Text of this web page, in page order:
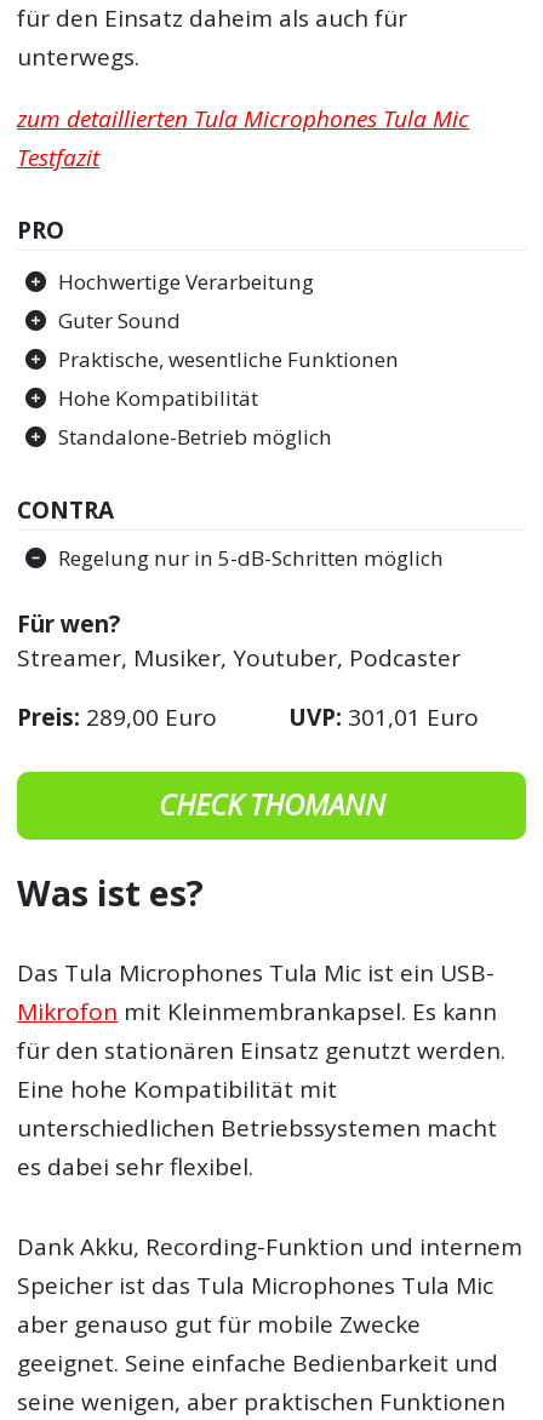
für den Einsatz daheim als auch für
unterwegs.
zum detaillierten Tula Microphones Tula Mic
Testfazit
PRO
Hochwertige Verarbeitung
Guter Sound
Praktische, wesentliche Funktionen
Hohe Kompatibilität
Standalone-Betrieb möglich
CONTRA
Regelung nur in 5-dB-Schritten möglich
Für wen?
Streamer, Musiker, Youtuber, Podcaster
Preis: 289,00 Euro UVP: 301,01 Euro
CHECK THOMANN
Was ist es?
Das Tula Microphones Tula Mic ist ein USB-
Mikrofon mit Kleinmembrankapsel. Es kann
für den stationären Einsatz genutzt werden.
Eine hohe Kompatibilität mit
unterschiedlichen Betriebssystemen macht
es dabei sehr flexibel.
Dank Akku, Recording-Funktion und internem
Speicher ist das Tula Microphones Tula Mic
aber genauso gut für mobile Zwecke
geeignet. Seine einfache Bedienbarkeit und
seine wenigen, aber praktischen Funktionen